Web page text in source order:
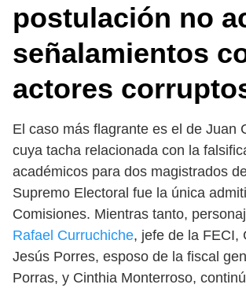
postulación no
señalamientos
actores
El caso más flagrante es el de Juan
cuya tacha relacionada con la
académicos para dos magistrados
Supremo Electoral fue la única
Comisiones. Mientras tanto,
Rafael Curruchiche, jefe de la FECI,
Jesús Porres, esposo de la fiscal
Porras, y Cinthia Monterroso,